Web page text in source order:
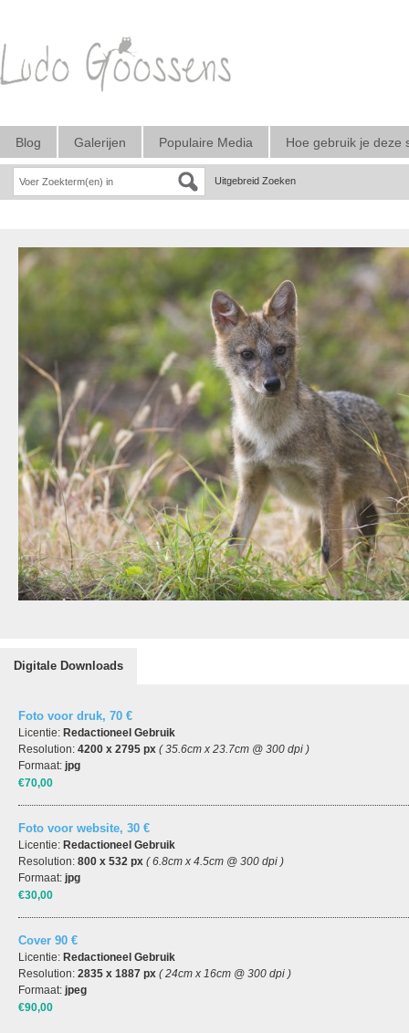
Blog Galerijen Populaire Media Hoe gebruik je deze
Uitgebreid Zoeken
Digitale Downloads
Foto voor druk, 70 €
Licentie: Redactioneel Gebruik
Resolution: 4200 x 2795 px ( 35.6cm x 23.7cm @ 300 dpi )
Formaat: jpg
€70,00
Foto voor website, 30 €
Licentie: Redactioneel Gebruik
Resolution: 800 x 532 px ( 6.8cm x 4.5cm @ 300 dpi )
Formaat: jpg
€30,00
Cover 90 €
Licentie: Redactioneel Gebruik
Resolution: 2835 x 1887 px ( 24cm x 16cm @ 300 dpi )
Formaat: jpeg
€90,00